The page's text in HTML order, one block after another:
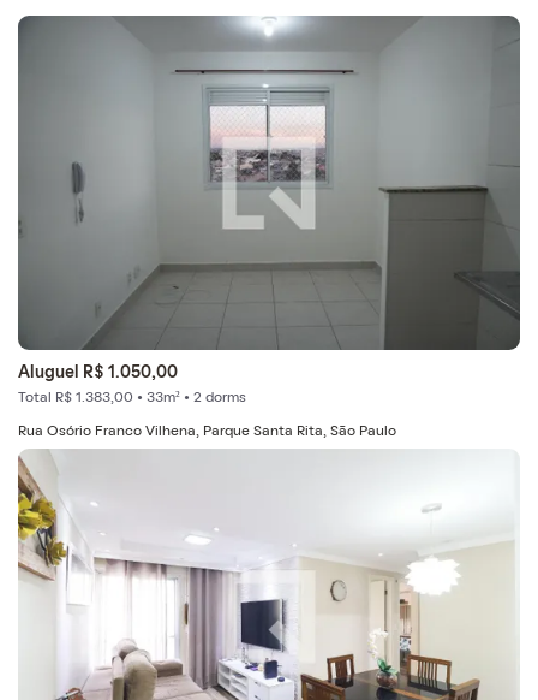
Aluguel R$ 1.050,00
Total R$ 1.383,00 • 33m² • 2 dorms
Rua Osório Franco Vilhena, Parque Santa Rita, São Paulo